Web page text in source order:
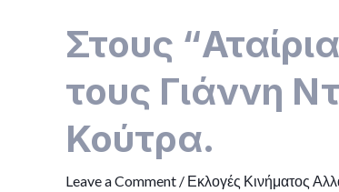
Στους
τους Γιάννη
Κούτρα.
Leave a Comment / Εκλογές Κινήματος